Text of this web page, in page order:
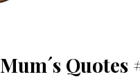
Mum´s Quotes